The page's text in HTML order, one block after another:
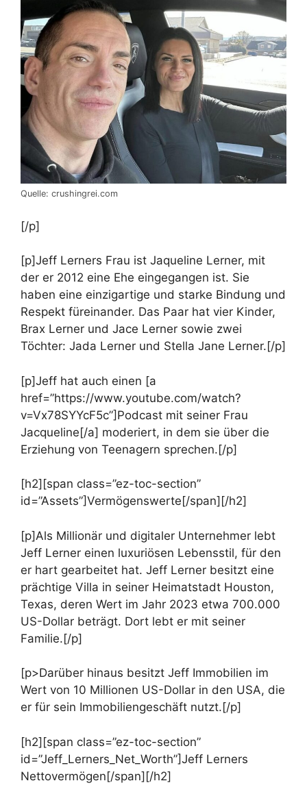
Quelle: crushingrei.com
[/p]
[p]Jeff Lerners Frau ist Jaqueline Lerner, mit
der er 2012 eine Ehe eingegangen ist. Sie
haben eine einzigartige und starke Bindung und
Respekt füreinander. Das Paar hat vier Kinder,
Brax Lerner und Jace Lerner sowie zwei
Töchter: Jada Lerner und Stella Jane Lerner.[/p]
[p]Jeff hat auch einen [a
href=”https://www.youtube.com/watch?
v=Vx78SYYcF5c”]Podcast mit seiner Frau
Jacqueline[/a] moderiert, in dem sie über die
Erziehung von Teenagern sprechen.[/p]
[h2][span class=”ez-toc-section”
id=”Assets”]Vermögenswerte[/span][/h2]
[p]Als Millionär und digitaler Unternehmer lebt
Jeff Lerner einen luxuriösen Lebensstil, für den
er hart gearbeitet hat. Jeff Lerner besitzt eine
prächtige Villa in seiner Heimatstadt Houston,
Texas, deren Wert im Jahr 2023 etwa 700.000
US-Dollar beträgt. Dort lebt er mit seiner
Familie.[/p]
[p>Darüber hinaus besitzt Jeff Immobilien im
Wert von 10 Millionen US-Dollar in den USA, die
er für sein Immobiliengeschäft nutzt.[/p]
[h2][span class=”ez-toc-section”
id=”Jeff_Lerners_Net_Worth”]Jeff Lerners
Nettovermögen[/span][/h2]